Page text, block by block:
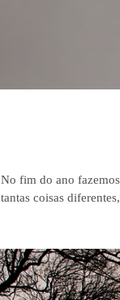
No fim do ano
tantas coisas